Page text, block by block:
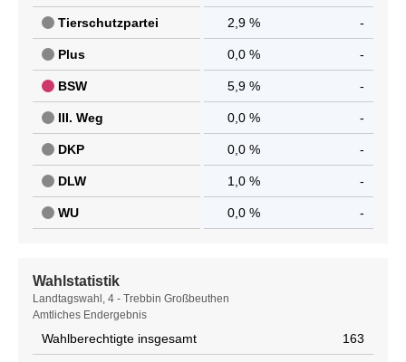
Tierschutzpartei 2,9 % -
Plus 0,0 % -
BSW 5,9 % -
III. Weg 0,0 % -
DKP 0,0 % -
DLW 1,0 % -
WU 0,0 % -
Wahlstatistik
Wahlstatistik
Landtagswahl, 4 - Trebbin Großbeuthen
Amtliches Endergebnis
Wahlberechtigte insgesamt 163